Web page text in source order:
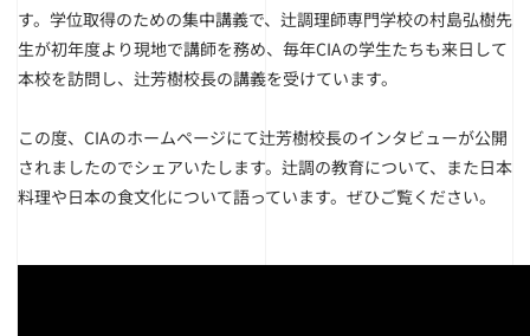
す。学位取得のための集中講義で、辻調理師専門学校の村島弘樹先
生が初年度より現地で講師を務め、毎年CIAの学生たちも来日して
本校を訪問し、辻芳樹校長の講義を受けています。
この度、CIAのホームページにて辻芳樹校長のインタビューが公開
されましたのでシェアいたします。辻調の教育について、また日本
料理や日本の食文化について語っています。ぜひご覧ください。